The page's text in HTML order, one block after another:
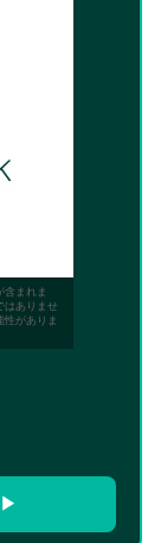
まれま
はありませ
性がありま
▶